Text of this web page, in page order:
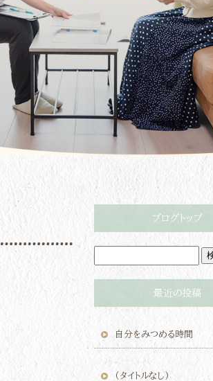
ブログトップ
最近の投稿
自分をみつめる時間
(タイトルなし)